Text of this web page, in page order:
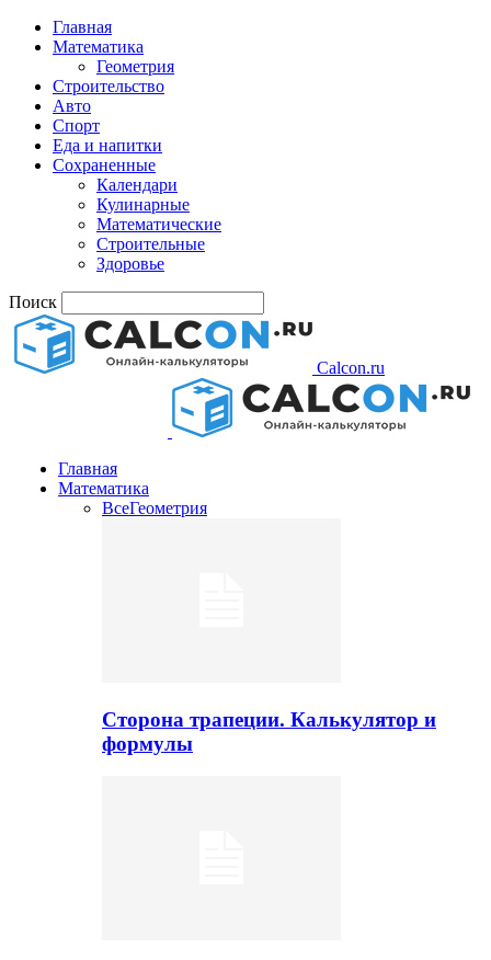
Главная
Математика
Геометрия
Строительство
Авто
Спорт
Еда и напитки
Сохраненные
Календари
Кулинарные
Математические
Строительные
Здоровье
Поиск
Calcon.ru
Главная
Математика
ВсеГеометрия
Сторона трапеции. Калькулятор и
формулы